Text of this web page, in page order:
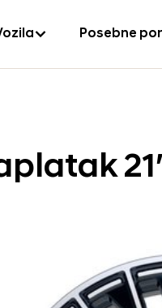
Posebne